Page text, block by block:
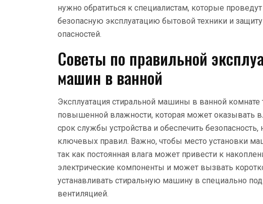
нужно обратиться к специалистам, которые
безопасную эксплуатацию бытовой техники и
опасностей.
Советы по правильной
машин в ванной
Эксплуатация стиральной машины в ванной комнате
повышенной влажности, которая может оказывать
срок службы устройства и обеспечить
ключевых правил. Важно, чтобы место установки
так как постоянная влага может привести к
электрические компоненты и может вызвать
устанавливать стиральную машину в специально
вентиляцией.